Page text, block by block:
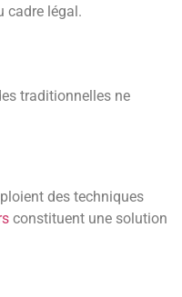
cadre légal.
traditionnelles ne
des techniques
constituent une solution